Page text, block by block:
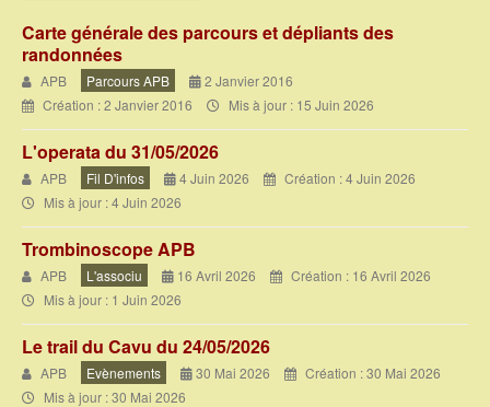
Carte générale des parcours et dépliants des
randonnées
APB Parcours APB
2 Janvier 2016
Création : 2 Janvier 2016
Mis à jour : 15 Juin 2026
L'operata du 31/05/2026
APB Fil D'infos 4 Juin 2026
Création : 4 Juin 2026
Mis à jour : 4 Juin 2026
Trombinoscope APB
APB L'associu 16 Avril 2026
Création : 16 Avril 2026
Mis à jour : 1 Juin 2026
Le trail du Cavu du 24/05/2026
APB Evènements 30 Mai 2026
Création : 30 Mai 2026
Mis à jour : 30 Mai 2026